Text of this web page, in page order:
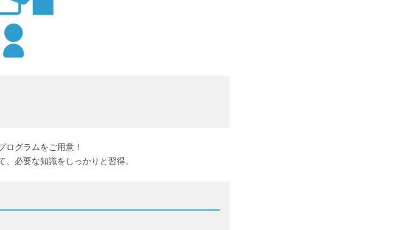
グラムをご⽤意！
必要な知識をしっかりと習得。